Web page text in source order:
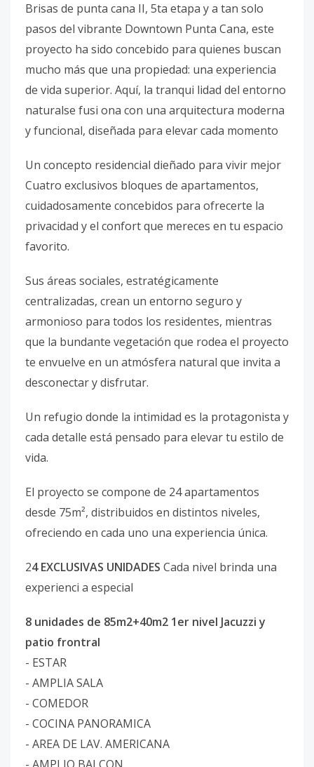
Brisas de punta cana II, 5ta etapa y a tan solo
pasos del vibrante Downtown Punta Cana, este
proyecto ha sido concebido para quienes buscan
mucho más que una propiedad: una experiencia
de vida superior. Aquí, la tranqui lidad del entorno
naturalse fusi ona con una arquitectura moderna
y funcional, diseñada para elevar cada momento
Un concepto residencial dieñado para vivir mejor
Cuatro exclusivos bloques de apartamentos,
cuidadosamente concebidos para ofrecerte la
privacidad y el confort que mereces en tu espacio
favorito.
Sus áreas sociales, estratégicamente
centralizadas, crean un entorno seguro y
armonioso para todos los residentes, mientras
que la bundante vegetación que rodea el proyecto
te envuelve en un atmósfera natural que invita a
desconectar y disfrutar.
Un refugio donde la intimidad es la protagonista y
cada detalle está pensado para elevar tu estilo de
vida.
El proyecto se compone de 24 apartamentos
desde 75m², distribuidos en distintos niveles,
ofreciendo en cada uno una experiencia única.
24 EXCLUSIVAS UNIDADES Cada nivel brinda una
experienci a especial
8 unidades de 85m2+40m2 1er nivel Jacuzzi y
patio frontral
- ESTAR
- AMPLIA SALA
- COMEDOR
- COCINA PANORAMICA
- AREA DE LAV. AMERICANA